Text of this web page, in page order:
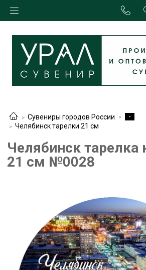
Сувениры городов России
-
Челябинск тарелки 21 см
Челябинск тарелка
21 см №0028